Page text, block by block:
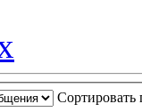
Сортировать